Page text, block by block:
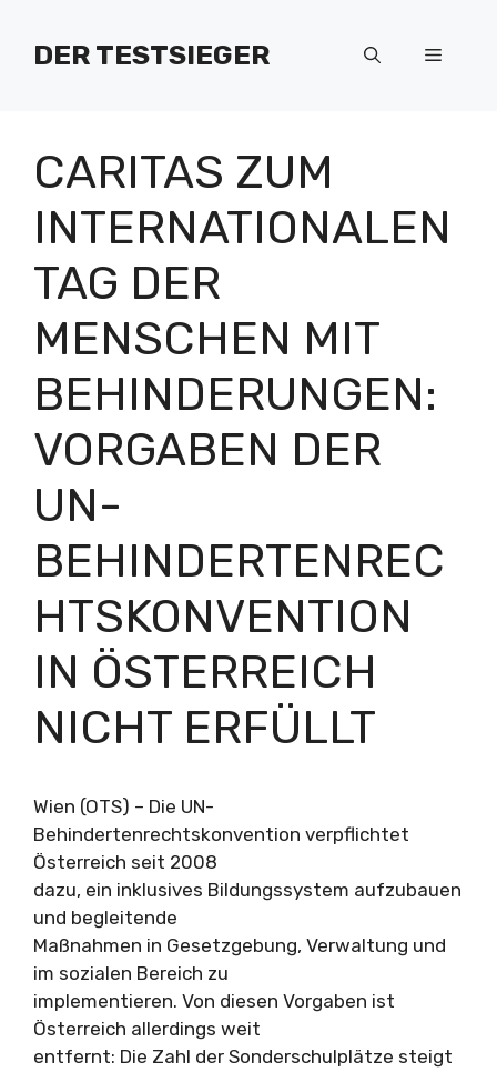
Inhalt
springenDER TESTSIEGER Menü
CARITAS ZUM
INTERNATIONALEN
TAG DER
MENSCHEN MIT
BEHINDERUNGEN:
VORGABEN DER
UN-
BEHINDERTENREC
HTSKONVENTION
IN ÖSTERREICH
NICHT ERFÜLLT
Wien (OTS) – Die UN-
Behindertenrechtskonvention verpflichtet
Österreich seit 2008
dazu, ein inklusives Bildungssystem aufzubauen
und begleitende
Maßnahmen in Gesetzgebung, Verwaltung und
im sozialen Bereich zu
implementieren. Von diesen Vorgaben ist
Österreich allerdings weit
entfernt: Die Zahl der Sonderschulplätze steigt